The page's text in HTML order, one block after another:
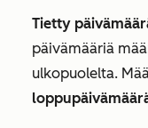
Tietty
päivämääriä
ulkopuolelta.